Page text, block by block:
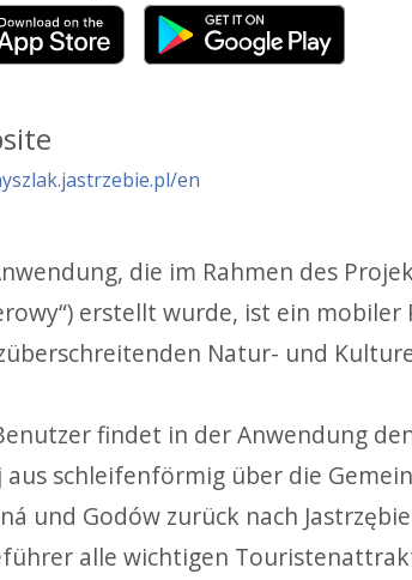
en
die im Rahmen des
erstellt wurde, ist ein mobiler
Natur- und
findet in der Anwendung
aus schleifenförmig über die
und Godów zurück nach
alle wichtigen